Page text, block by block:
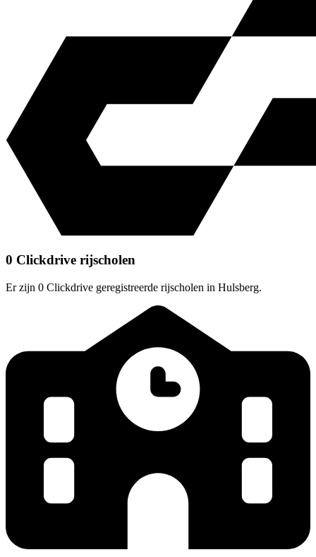
0 Clickdrive rijscholen
Er zijn 0 Clickdrive geregistreerde rijscholen in Hulsberg.